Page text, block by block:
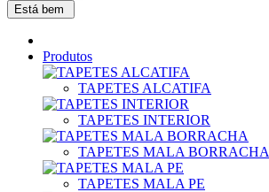
Produtos
TAPETES ALCATIFA
TAPETES INTERIOR
TAPETES MALA BORRACHA
TAPETES MALA PE